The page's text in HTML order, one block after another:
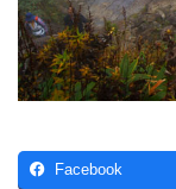
Facebook